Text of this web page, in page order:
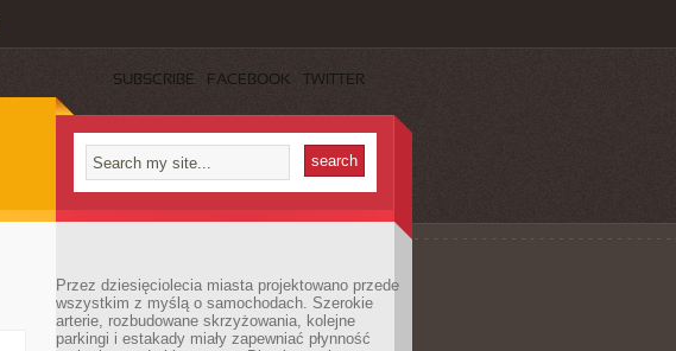
SUBSCRIBE FACEBOOK TWITTER
Przez dziesięciolecia miasta projektowano przede
wszystkim z myślą o samochodach. Szerokie
arterie, rozbudowane skrzyżowania, kolejne
parkingi i estakady miały zapewniać płynność